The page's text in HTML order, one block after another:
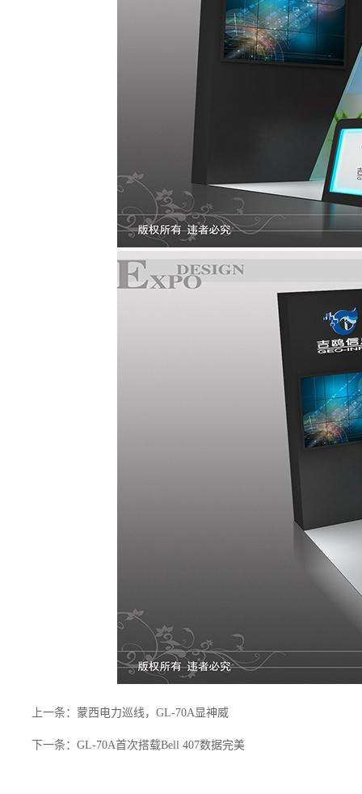
上一条：蒙西电力巡线，GL-70A显神威
下一条：GL-70A首次搭载Bell 407数据完美